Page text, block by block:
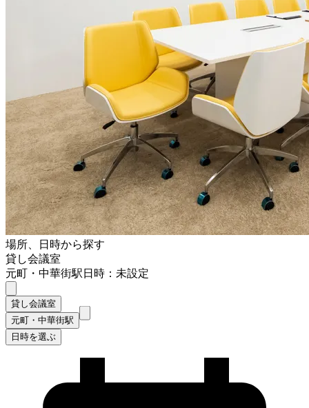
場所、日時から探す
貸し会議室
元町・中華街駅日時：未設定
貸し会議室
元町・中華街駅
日時を選ぶ